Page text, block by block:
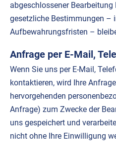
abgeschlossener
gesetzliche Bestimmungen –
Aufbewahrungsfristen –
Anfrage per E-Mail,
Wenn Sie uns per E-Mail,
kontaktieren, wird Ihre
hervorgehenden
Anfrage) zum Zwecke der
uns gespeichert und
nicht ohne Ihre Einwilligung